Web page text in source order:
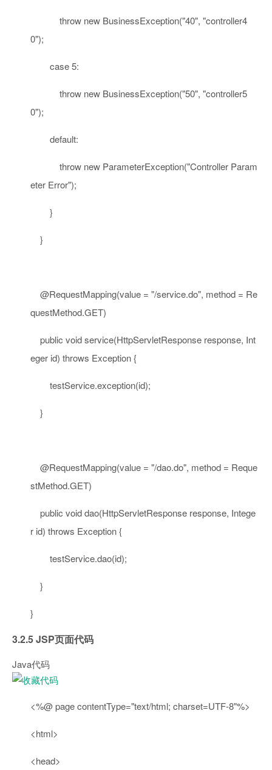
throw new BusinessException("40", "controller4
0");
case5:
throw new BusinessException("50", "controller5
0");
default:
throw new ParameterException("Controller Param
eter Error");
}
}
@RequestMapping(value = "/service.do", method = Re
questMethod.GET)
public voidservice(HttpServletResponse response, Int
eger id) throws Exception {
testService.exception(id);
}
@RequestMapping(value = "/dao.do", method = Reque
stMethod.GET)
public voiddao(HttpServletResponse response, Intege
r id) throws Exception {
testService.dao(id);
}
}
3.2.5 JSP页面代码
Java代码
<%@ page contentType="text/html; charset=UTF-8"%>
<html>
<head>